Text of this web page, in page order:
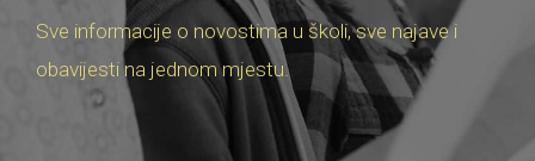
Sve informacije o novostima u školi, sve najave i
obavijesti na jednom mjestu.